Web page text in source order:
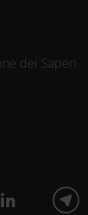
dei Saperi